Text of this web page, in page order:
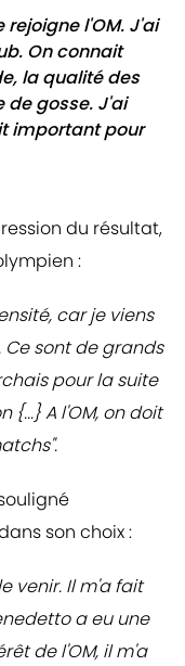
l'OM. J'ai
On connait
la qualité des
de gosse. J'ai
important pour
du résultat,
:
car je viens
Ce sont de grands
pour la suite
A l'OM, on doit
son choix :
venir. Il m'a fait
a eu une
de l'OM, il m'a